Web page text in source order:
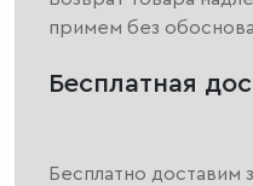
примем без
Бесплатная
Бесплатно доставим